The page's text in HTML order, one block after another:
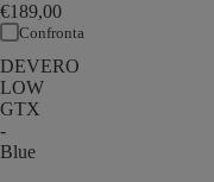
€189,00
Confronta
DEVERO
LOW
GTX
-
Blue